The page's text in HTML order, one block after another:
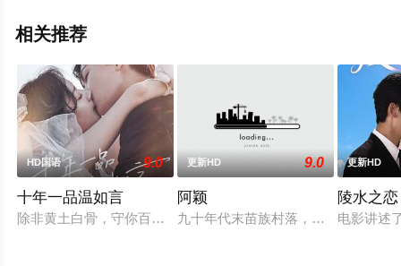
相关推荐
HD国语 9.0
十年一品温如言
除非黄土白骨，守你百岁无忧，你是否遇见十年羁绊百年奉陪
更新HD 9.0
阿颖
九十年代末苗族村落，女孩阿颖反抗
更新HD
陵水之恋
电影讲述